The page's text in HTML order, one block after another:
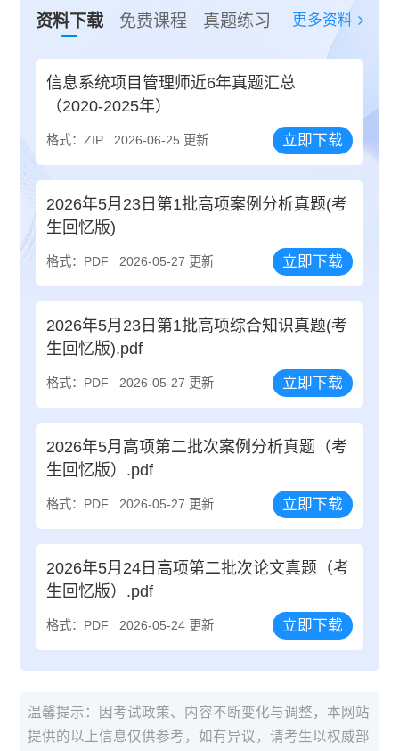
资料下载 免费课程 真题练习 更多资料
信息系统项目管理师近6年真题汇总
（2020-2025年）
格式：ZIP 2026-06-25 更新 立即下载
2026年5月23日第1批高项案例分析真题(考
生回忆版)
格式：PDF 2026-05-27 更新 立即下载
2026年5月23日第1批高项综合知识真题(考
生回忆版).pdf
格式：PDF 2026-05-27 更新 立即下载
2026年5月高项第二批次案例分析真题（考
生回忆版）.pdf
格式：PDF 2026-05-27 更新 立即下载
2026年5月24日高项第二批次论文真题（考
生回忆版）.pdf
格式：PDF 2026-05-24 更新 立即下载
温馨提示：因考试政策、内容不断变化与调整，本网站
提供的以上信息仅供参考，如有异议，请考生以权威部